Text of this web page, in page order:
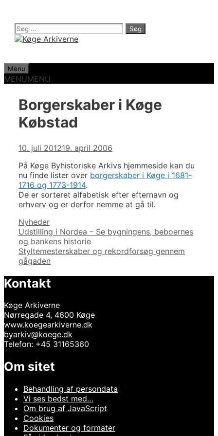
indhold
Søg
efter:
Menu
MENUMENU
Borgerskaber i Køge
Købstad
10. juli 201219. april 2006
På Køge Byhistoriske Arkivs hjemmeside kan du
nu finde lister over borgerskaber i Køge i 1681-
1716 og 1773-1914.
De er sorteret alfabetisk efter efternavn og
erhverv og er derfor nemme at gå til.
Kategorier
Nyheder
Indlægsnavigation
Udstilling i Nordea – Se bygningens, beboernes
og bankens historie
Styltemesterskaber og rekordforsøg gennem
gågaden
Kontakt
Køge Arkiverne
Nørregade 4, 4600 Køge
www.koegearkiverne.dk
byarkiv@koege.dk
Telefon: +45 31165360
Om sitet
Behandling af persondata
Vi ses bedst med…
Om brug af JavaScript
Cookies
Dokumenter og formater